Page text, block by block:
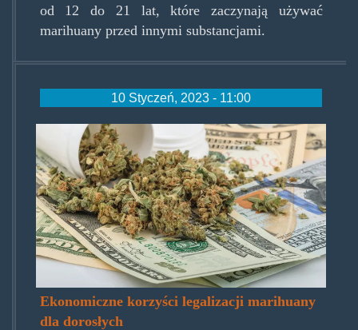
od 12 do 21 lat, które zaczynają używać
marihuany przed innymi substancjami.
10 Styczeń, 2023 - 11:00
marijuana-
on-
top-
of-
money-
getty.jpg
Ekonomiczne korzyści legalizacji marihuany
dla dorosłych